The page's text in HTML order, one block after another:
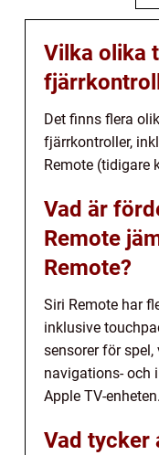
Vilka olika
Det finns flera
fjärrkontroller,
Remote (tidigare
Vad är
Remote
Remote?
Siri Remote har
inklusive
sensorer för
navigations- och
Apple TV-enheten.
Vad tycker